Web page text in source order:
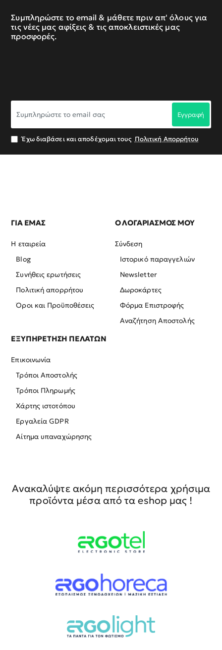
Συμπληρώστε το email & μάθετε πριν απ' όλους για
τις νέες μας αφίξεις & τις αποκλειστικές μας
προσφορές.
το
σας
Εγγραφή
Έχω διαβάσει και αποδέχομαι τους Πολιτική Απορρήτου
ΓΙΑ ΕΜΑΣ
Η εταιρεία
Blog
Συνήθεις ερωτήσεις
Πολιτική απορρήτου
Όροι και Προϋποθέσεις
Ο ΛΟΓΑΡΙΑΣΜΟΣ ΜΟΥ
Σύνδεση
Ιστορικό παραγγελιών
Newsletter
Δωροκάρτες
Φόρμα Επιστροφής
Αναζήτηση Αποστολής
ΕΞΥΠΗΡΕΤΗΣΗ ΠΕΛΑΤΩΝ
Επικοινωνία
Τρόποι Αποστολής
Τρόποι Πληρωμής
Χάρτης ιστοτόπου
Εργαλεία GDPR
Αίτημα υπαναχώρησης
Ανακαλύψτε ακόμη περισσότερα χρήσιμα
προϊόντα μέσα από τα eshop μας !